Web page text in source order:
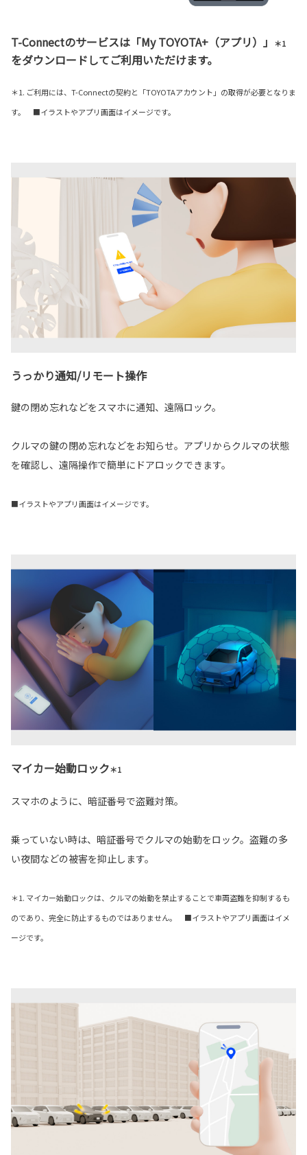
T-Connectのサービスは「My TOYOTA+（アプリ）」 ＊1
をダウンロードしてご利用いただけます。
＊1. ご利用には、T-Connectの契約と「TOYOTAアカウント」の取得が必要となりま
す。 ■イラストやアプリ画面はイメージです。
うっかり通知/リモート操作
鍵の閉め忘れなどをスマホに通知、遠隔ロック。
クルマの鍵の閉め忘れなどをお知らせ。アプリからクルマの状態
を確認し、遠隔操作で簡単にドアロックできます。
■イラストやアプリ画面はイメージです。
マイカー始動ロック＊1
スマホのように、暗証番号で盗難対策。
乗っていない時は、暗証番号でクルマの始動をロック。盗難の多
い夜間などの被害を抑止します。
＊1. マイカー始動ロックは、クルマの始動を禁止することで車両盗難を抑制するも
のであり、完全に防止するものではありません。 ■イラストやアプリ画面はイメ
ージです。